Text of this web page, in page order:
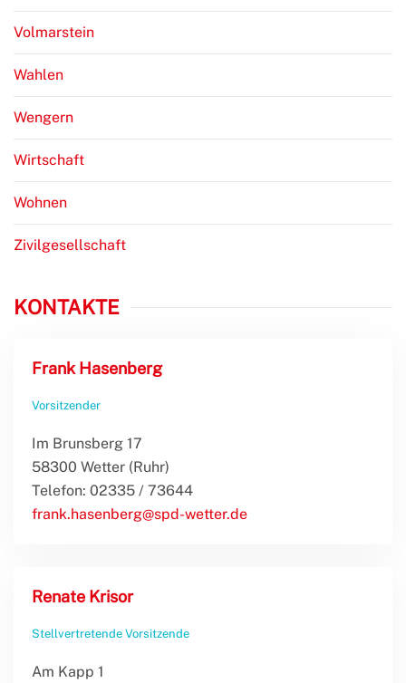
Volmarstein
Wahlen
Wengern
Wirtschaft
Wohnen
Zivilgesellschaft
KONTAKTE
Frank Hasenberg
Vorsitzender
Im Brunsberg 17
58300 Wetter (Ruhr)
Telefon: 02335 / 73644
frank.hasenberg@spd-wetter.de
Renate Krisor
Stellvertretende Vorsitzende
Am Kapp 1